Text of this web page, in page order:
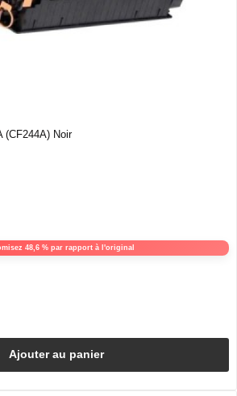
(CF244A) Noir
48,6 % par rapport à l'original
Ajouter au panier